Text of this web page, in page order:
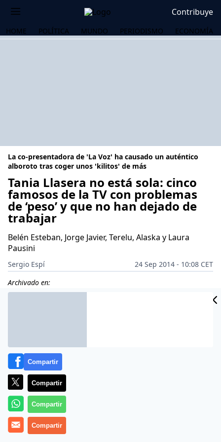
Contribuye
HOME POLÍTICA MUNDO PERIODISMO ECONOMÍA
La co-presentadora de 'La Voz' ha causado un auténtico
alboroto tras coger unos 'kilitos' de más
Tania Llasera no está sola: cinco
famosos de la TV con problemas
de ‘peso’ y que no han dejado de
trabajar
Belén Esteban, Jorge Javier, Terelu, Alaska y Laura
Pausini
Sergio Espí
24 Sep 2014 - 10:08 CET
Archivado en:
Compartir
Compartir
Compartir
Compartir